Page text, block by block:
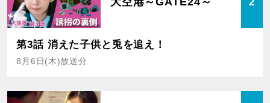
第3話 消えた子供と兎を追え！
8月6日(木)放送分